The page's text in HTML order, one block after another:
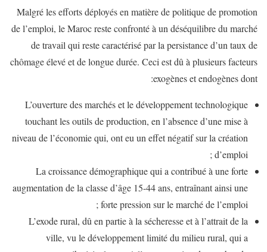
Malgré les efforts déployés en matière de politique de promotion
de l’emploi, le Maroc reste confronté à un déséquilibre du marché
de travail qui reste caractérisé par la persistance d’un taux de
chômage élevé et de longue durée. Ceci est dû à plusieurs facteurs
exogènes et endogènes dont:
L’ouverture des marchés et le développement technologique
touchant les outils de production, en l’absence d’une mise à
niveau de l’économie qui, ont eu un effet négatif sur la création
d’emploi ;
La croissance démographique qui a contribué à une forte
augmentation de la classe d’âge 15-44 ans, entraînant ainsi une
forte pression sur le marché de l’emploi ;
L’exode rural, dû en partie à la sécheresse et à l’attrait de la
ville, vu le développement limité du milieu rural, qui a